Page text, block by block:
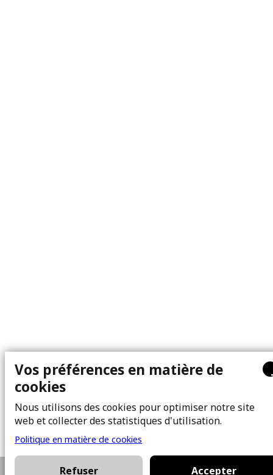
Vos préférences en matière de
cookies
Nous utilisons des cookies pour optimiser notre site
web et collecter des statistiques d'utilisation.
Politique en matière de cookies
Refuser Accepter